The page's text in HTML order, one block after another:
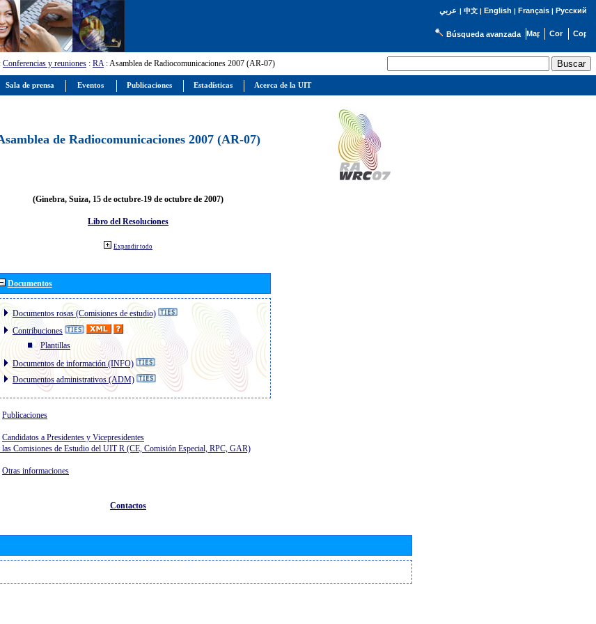
عربي | 中文| English | Français| Русский
Búsqueda avanzada
: Conferencias y reuniones : RA: Asamblea de Radiocomunicaciones 2007 (AR-07)
de Radiocomunicaciones 2007 (AR-07)
(Ginebra, Suiza, 15 de octubre-19 de octubre de 2007)
Libro del Resoluciones
Expandir todo
Documentos
Documentos rosas (Comisiones de estudio)
Contribuciones
Plantillas
Documentos de información (INFO)
Documentos administrativos (ADM)
Publicaciones
Candidatos a Presidentes y Vicepresidentes
las Comisiones de Estudio del UIT R (CE, Comisión Especial, RPC, GAR)
Otras informaciones
Contactos
Sala de prensa Eventos Publicaciones Estadísticas Acerca de la UIT